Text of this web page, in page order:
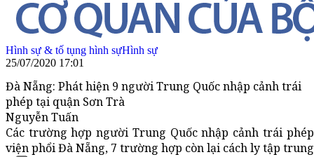
Hình sự & tố tụng hình sựHình sự
25/07/2020 17:01
Đà Nẵng: Phát hiện 9 người Trung Quốc nhập cảnh trái
phép tại quận Sơn Trà
Nguyễn Tuấn
Các trường hợp người Trung Quốc nhập cảnh trái
viện phổi Đà Nẵng, 7 trường hợp còn lại cách ly tập